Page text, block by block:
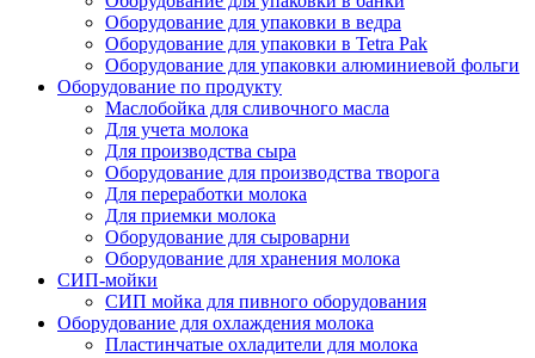
Оборудование для упаковки в ведра
Оборудование для упаковки в Tetra Pak
Оборудование для упаковки алюминиевой фольги
Оборудование по продукту
Маслобойка для сливочного масла
Для учета молока
Для производства сыра
Оборудование для производства творога
Для переработки молока
Для приемки молока
Оборудование для сыроварни
Оборудование для хранения молока
СИП-мойки
СИП мойка для пивного оборудования
Оборудование для охлаждения молока
Пластинчатые охладители для молока